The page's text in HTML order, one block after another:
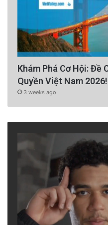
Khám Phá Cơ Hội: Đề
Quyền Việt Nam 2026!
3 weeks ago